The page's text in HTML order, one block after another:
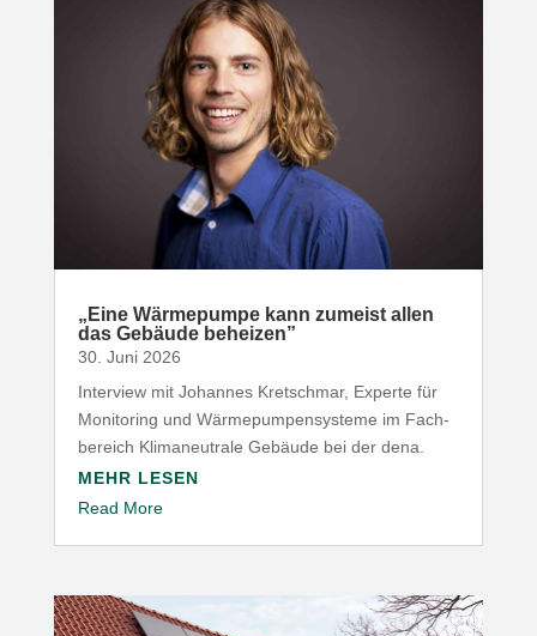
„ Eine Wärme­pumpe kann zumeist allen
das Gebäude beheizen”
30. Juni 2026
Interview mit Johannes Kret­schmar, Experte für
Moni­toring und Wärme­pum­pen­systeme im Fach­
be­reich Klima­neu­trale Gebäude bei der dena.
MEHR LESEN
Read More